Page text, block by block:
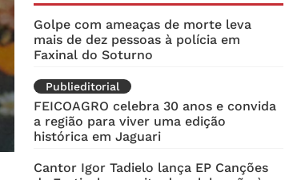
Golpe com ameaças de morte leva
mais de dez pessoas à polícia em
Faxinal do Soturno
Publieditorial
FEICOAGRO celebra 30 anos e convida
a região para viver uma edição
histórica em Jaguari
Cantor Igor Tadielo lança EP Canções